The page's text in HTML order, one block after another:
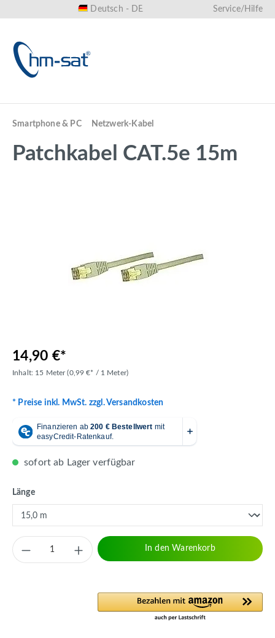
Deutsch - DE Service/Hilfe
Smartphone & PC Netzwerk-Kabel
Patchkabel CAT.5e 15m
14,90 €*
Inhalt: 15 Meter(0,99 €* / 1 Meter)
* Preise inkl. MwSt. zzgl. Versandkosten
sofort ab Lager verfügbar
Längeauswählen
Produkt Anzahl: Gib den gewünschten
In den Warenkorb